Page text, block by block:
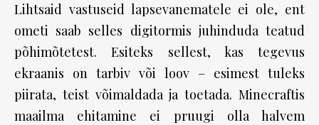
Lihtsaid vastuseid lapsevanematele ei ole, ent
ometi saab selles digitormis juhinduda teatud
põhimõtetest. Esiteks sellest, kas tegevus
ekraanis on tarbiv või loov – esimest tuleks
piirata, teist võimaldada ja toetada. Minecraftis
maailma ehitamine ei pruugi olla halvem